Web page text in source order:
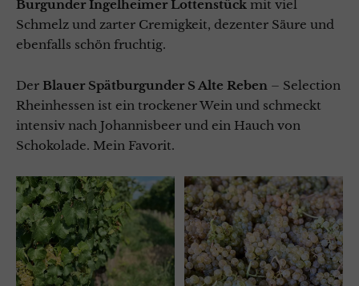
Burgunder Ingelheimer Lottenstück mit viel
Schmelz und zarter Cremigkeit, dezenter Säure und
ebenfalls schön fruchtig.
Der Blauer Spätburgunder S Alte Reben – Selection
Rheinhessen ist ein trockener Wein und schmeckt
intensiv nach Johannisbeer und ein Hauch von
Schokolade. Mein Favorit.